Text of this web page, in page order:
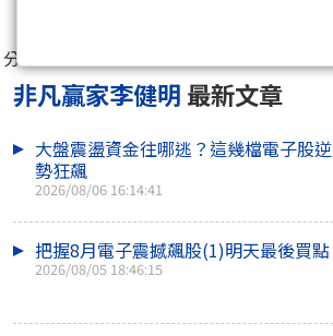
分享至：
非凡贏家李健明 最新文章
大盤震盪資金往哪逃？這幾檔電子股逆
勢狂飆
2026/08/06 16:14:41
把握8月電子震撼飆股(1)明天最後買點
2026/08/05 18:46:15